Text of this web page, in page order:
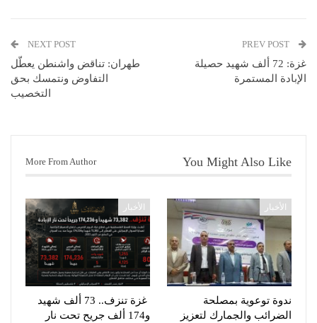
غزة: 72 ألف شهيد حصيلة
الإبادة المستمرة
NEXT POST
طهران: تناقض واشنطن يعطّل
التفاوض ونتمسك بحق
التخصيب
You Might Also Like
More From Author
الأخبار
ندوة توعوية بمصلحة
الضرائب والجمارك لتعزيز
الأخبار
غزة تنزف.. 73 ألف شهيد
و174 ألف جريح تحت نار